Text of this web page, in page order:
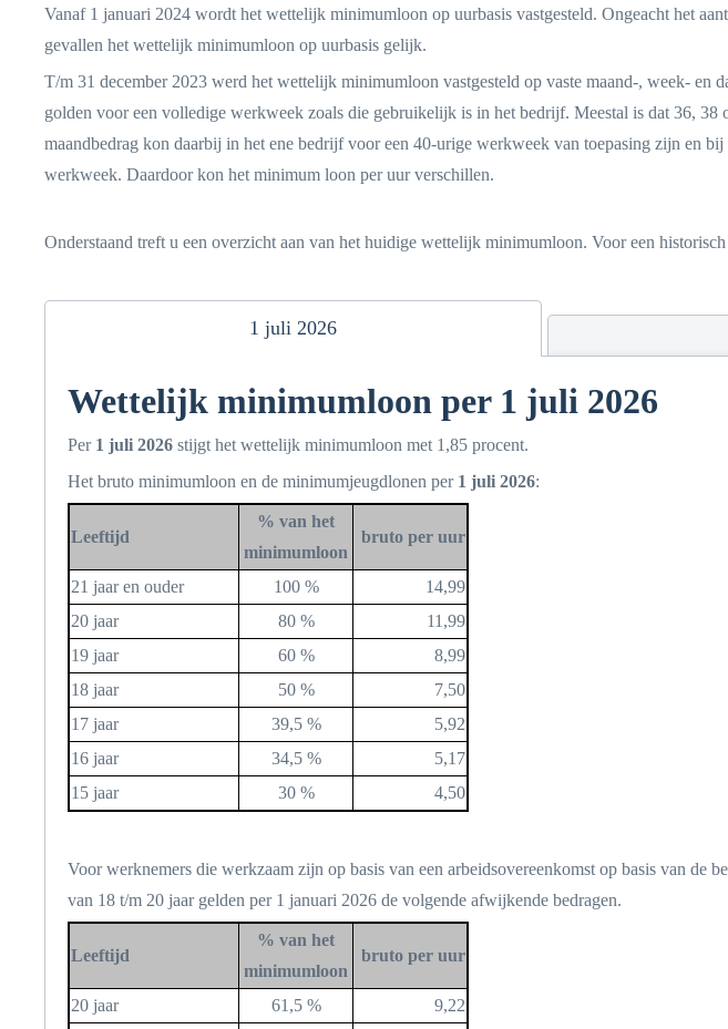
Vanaf 1 januari 2024 wordt het wettelijk minimumloon op uurbasis vastgesteld. Ongeacht het
gevallen het wettelijk minimumloon op uurbasis gelijk.
T/m 31 december 2023 werd het wettelijk minimumloon vastgesteld op vaste maand-, week- en
golden voor een volledige werkweek zoals die gebruikelijk is in het bedrijf. Meestal is dat 36, 38
maandbedrag kon daarbij in het ene bedrijf voor een 40-urige werkweek van toepasing zijn en
werkweek. Daardoor kon het minimum loon per uur verschillen.
Onderstaand treft u een overzicht aan van het huidige wettelijk minimumloon. Voor een
1 juli 2026
Wettelijk minimumloon per 1 juli 2026
Per 1 juli 2026 stijgt het wettelijk minimumloon met 1,85 procent.
Het bruto minimumloon en de minimumjeugdlonen per 1 juli 2026:
Leeftijd
% van het
minimumloon
bruto per uur
21 jaar en ouder 100 %
14,99
20 jaar
80 %
11,99
19 jaar
60 %
8,99
18 jaar
50 %
7,50
17 jaar
39,5 %
5,92
16 jaar
34,5 %
5,17
15 jaar
30 % 4,50
Voor werknemers die werkzaam zijn op basis van een arbeidsovereenkomst op basis van de
van 18 t/m 20 jaar gelden per 1 januari 2026 de volgende afwijkende bedragen.
Leeftijd
% van het
minimumloon
bruto per uur
20 jaar 61,5 %
9,22